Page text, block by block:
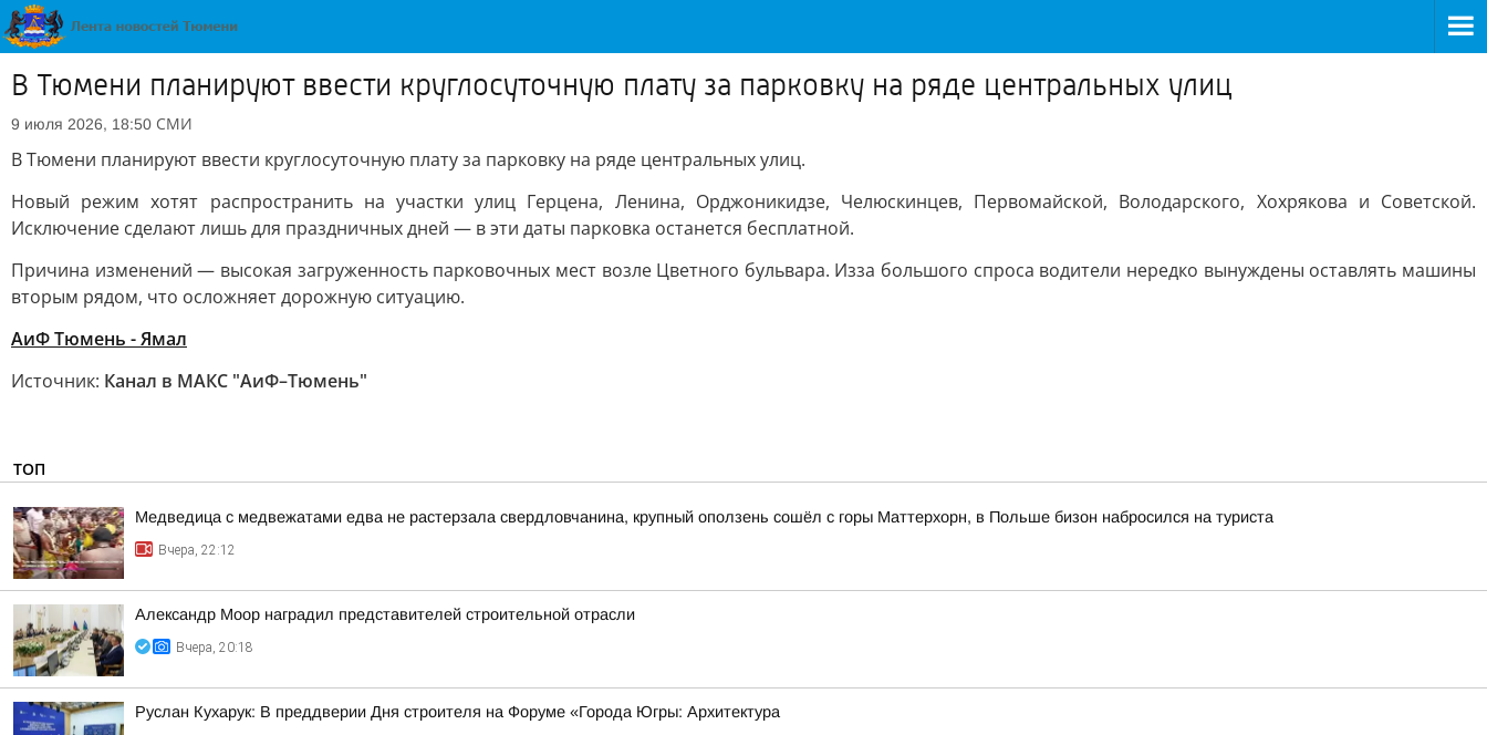
В Тюмени планируют ввести круглосуточную плату за парковку на ряде центральных улиц
9 июля 2026, 18:50 СМИ
В Тюмени планируют ввести круглосуточную плату за парковку на ряде центральных улиц.
Новый режим хотят распространить на участки улиц Герцена, Ленина, Орджоникидзе, Челюскинцев, Первомайской, Володарского, Хохрякова и Советской.
Исключение сделают лишь для праздничных дней — в эти даты парковка останется бесплатной.
Причина изменений — высокая загруженность парковочных мест возле Цветного бульвара. Изза большого спроса водители нередко вынуждены оставлять машины
вторым рядом, что осложняет дорожную ситуацию.
АиФ Тюмень - Ямал
Источник: Канал в МАКС "АиФ–Тюмень"
ТОП
Медведица с медвежатами едва не растерзала свердловчанина, крупный оползень сошёл с горы Маттерхорн, в Польше бизон набросился на туриста
Вчера, 22:12
Александр Моор наградил представителей строительной отрасли
Вчера, 20:18
Руслан Кухарук: В преддверии Дня строителя на Форуме «Города Югры: Архитектура